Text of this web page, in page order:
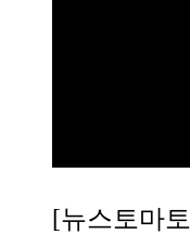
[뉴스토마